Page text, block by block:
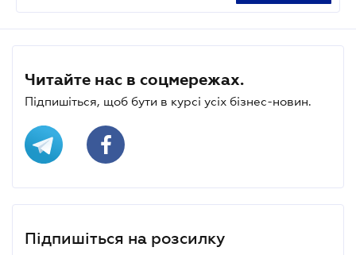
Читайте нас в соцмережах.
Підпишіться, щоб бути в курсі усіх бізнес-новин.
Підпишіться на розсилку